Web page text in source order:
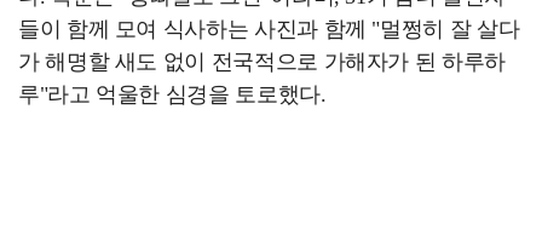
들이 함께 모여 식사하는 사진과 함께 "멀쩡히 잘 살다
가 해명할 새도 없이 전국적으로 가해자가 된 하루하
루"라고 억울한 심경을 토로했다.